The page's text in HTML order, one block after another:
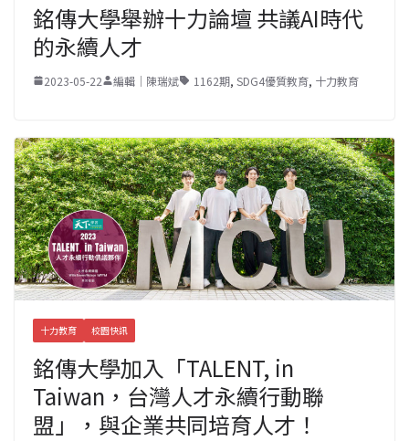
銘傳大學舉辦十力論壇 共議AI時代
的永續人才
2023-05-22 編輯｜陳瑞斌 1162期, SDG4優質教育, 十力教育
十力教育 校園快訊
銘傳大學加入「TALENT, in
Taiwan，台灣人才永續行動聯
盟」，與企業共同培育人才！